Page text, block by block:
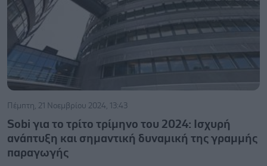
Πέμπτη, 21 Νοεμβρίου 2024, 13:43
Sobi για το τρίτο τρίμηνο του 2024: Ισχυρή
ανάπτυξη και σημαντική δυναμική της γραμμής
παραγωγής